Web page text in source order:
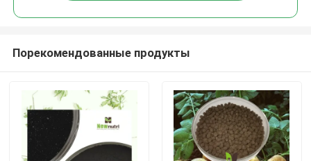
Порекомендованные продукты